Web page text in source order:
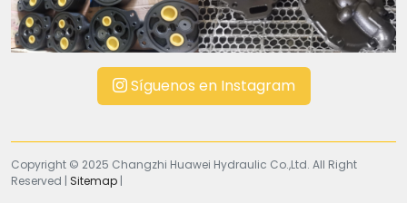
Síguenos en Instagram
Copyright © 2025 Changzhi Huawei Hydraulic Co.,Ltd. All Right
Reserved | Sitemap |